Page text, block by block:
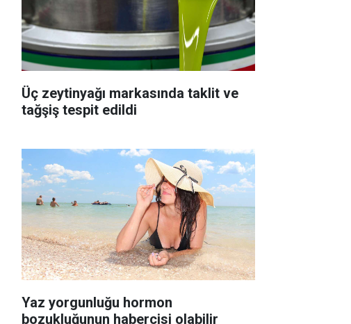
Üç zeytinyağı markasında taklit ve
tağşiş tespit edildi
Yaz yorgunluğu hormon
bozukluğunun habercisi olabilir